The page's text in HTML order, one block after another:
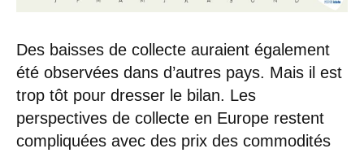
Des baisses de collecte auraient également
été observées dans d’autres pays. Mais il est
trop tôt pour dresser le bilan. Les
perspectives de collecte en Europe restent
compliquées avec des prix des commodités